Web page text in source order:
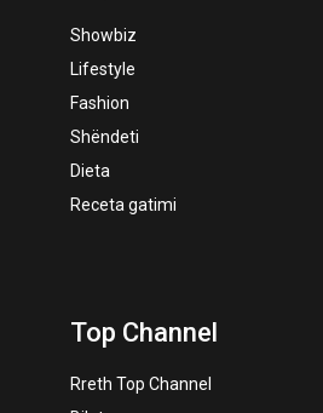
Showbiz
Lifestyle
Fashion
Shëndeti
Dieta
Receta gatimi
Top Channel
Rreth Top Channel